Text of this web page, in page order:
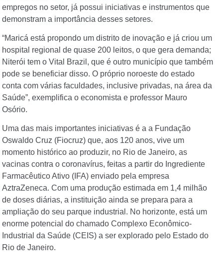
empregos no setor, já possui iniciativas e instrumentos que
demonstram a importância desses setores.
“Maricá está propondo um distrito de inovação e já criou um
hospital regional de quase 200 leitos, o que gera demanda;
Niterói tem o Vital Brazil, que é outro município que também
pode se beneficiar disso. O próprio noroeste do estado
conta com várias faculdades, inclusive privadas, na área da
Saúde”, exemplifica o economista e professor Mauro
Osório.
Uma das mais importantes iniciativas é a a Fundação
Oswaldo Cruz (Fiocruz) que, aos 120 anos, vive um
momento histórico ao produzir, no Rio de Janeiro, as
vacinas contra o coronavírus, feitas a partir do Ingrediente
Farmacêutico Ativo (IFA) enviado pela empresa
AztraZeneca. Com uma produção estimada em 1,4 milhão
de doses diárias, a instituição ainda se prepara para a
ampliação do seu parque industrial. No horizonte, está um
enorme potencial do chamado Complexo Econômico-
Industrial da Saúde (CEIS) a ser explorado pelo Estado do
Rio de Janeiro.